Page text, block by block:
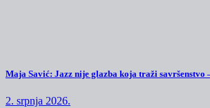
Maja Savić: Jazz nije glazba koja traži savršenstvo
2. srpnja 2026.